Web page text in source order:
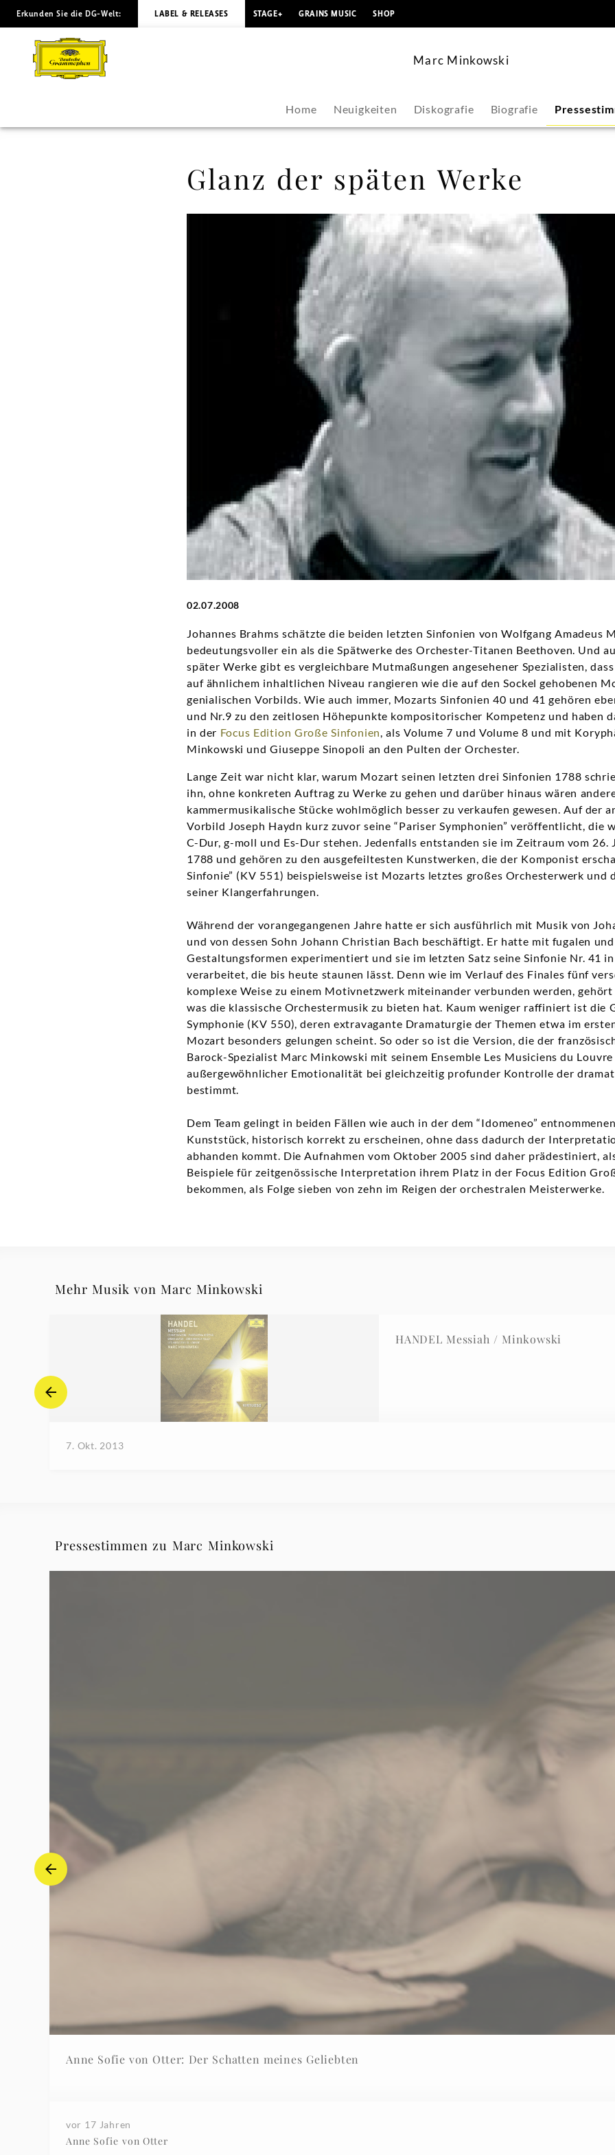
Glanz
Werke
Erkunden Sie die DG-Welt: LABEL & RELEASES STAGE+ GRAINS MUSIC SHOP
Marc Minkowski
Home Neuigkeiten Diskografie Biografie
Glanz der späten Werke
02.07.2008
Johannes Brahms schätzte die beiden letzten Sinfonien von Wolfgang Amadeus
bedeutungsvoller ein als die Spätwerke des Orchester-Titanen Beethoven. Und
später Werke gibt es vergleichbare Mutmaßungen angesehener Spezialisten,
auf ähnlichem inhaltlichen Niveau rangieren wie die auf den Sockel gehobenen
genialischen Vorbilds. Wie auch immer, Mozarts Sinfonien 40 und 41 gehören
und Nr.9 zu den zeitlosen Höhepunkte kompositorischer Kompetenz und haben
in der Focus Edition Große Sinfonien, als Volume 7 und Volume 8 und mit
Minkowski und Giuseppe Sinopoli an den Pulten der Orchester.
Lange Zeit war nicht klar, warum Mozart seinen letzten drei Sinfonien 1788
ihn, ohne konkreten Auftrag zu Werke zu gehen und darüber hinaus wären
kammermusikalische Stücke wohlmöglich besser zu verkaufen gewesen. Auf der
Vorbild Joseph Haydn kurz zuvor seine “Pariser Symphonien” veröffentlicht, die
C-Dur, g-moll und Es-Dur stehen. Jedenfalls entstanden sie im Zeitraum vom 26.
1788 und gehören zu den ausgefeiltesten Kunstwerken, die der Komponist
Sinfonie” (KV 551) beispielsweise ist Mozarts letztes großes Orchesterwerk und
seiner Klangerfahrungen.
Während der vorangegangenen Jahre hatte er sich ausführlich mit Musik von
und von dessen Sohn Johann Christian Bach beschäftigt. Er hatte mit fugalen
Gestaltungsformen experimentiert und sie im letzten Satz seine Sinfonie Nr. 41
verarbeitet, die bis heute staunen lässt. Denn wie im Verlauf des Finales fünf
komplexe Weise zu einem Motivnetzwerk miteinander verbunden werden,
was die klassische Orchestermusik zu bieten hat. Kaum weniger raffiniert ist die
Symphonie (KV 550), deren extravagante Dramaturgie der Themen etwa im
Mozart besonders gelungen scheint. So oder so ist die Version, die der
Barock-Spezialist Marc Minkowski mit seinem Ensemble Les Musiciens du
außergewöhnlicher Emotionalität bei gleichzeitig profunder Kontrolle der
bestimmt.
Dem Team gelingt in beiden Fällen wie auch in der dem “Idomeneo”
Kunststück, historisch korrekt zu erscheinen, ohne dass dadurch der
abhanden kommt. Die Aufnahmen vom Oktober 2005 sind daher prädestiniert,
Beispiele für zeitgenössische Interpretation ihrem Platz in der Focus Edition
bekommen, als Folge sieben von zehn im Reigen der orchestralen Meisterwerke.
Mehr Musik von Marc Minkowski
HANDEL Messiah / Minkowski
7. Okt. 2013
Pressestimmen zu Marc Minkowski
Anne Sofie von Otter: Der Schatten meines Geliebten
vor 17 Jahren
Anne Sofie von Otter